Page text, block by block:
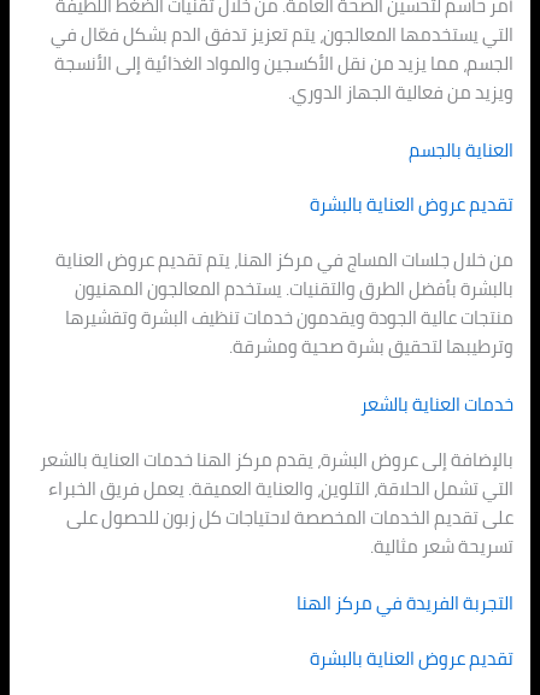
التي يستخدمها المعالجون، يتم تعزيز تدفق الدم بشكل فعّال في
الجسم، مما يزيد من نقل الأكسجين والمواد الغذائية إلى الأنسجة
ويزيد من فعالية الجهاز الدوري.
العناية بالجسم
تقديم عروض العناية بالبشرة
من خلال جلسات المساج في مركز الهنا، يتم تقديم عروض العناية
بالبشرة بأفضل الطرق والتقنيات. يستخدم المعالجون المهنيون
منتجات عالية الجودة ويقدمون خدمات تنظيف البشرة وتقشيرها
وترطيبها لتحقيق بشرة صحية ومشرقة.
خدمات العناية بالشعر
بالإضافة إلى عروض البشرة، يقدم مركز الهنا خدمات العناية بالشعر
التي تشمل الحلاقة، التلوين، والعناية العميقة. يعمل فريق الخبراء
على تقديم الخدمات المخصصة لاحتياجات كل زبون للحصول على
تسريحة شعر مثالية.
التجربة الفريدة في مركز الهنا
تقديم عروض العناية بالبشرة